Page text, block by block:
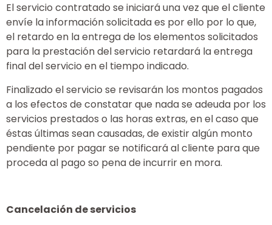
El servicio contratado se iniciará una vez que el cliente
envíe la información solicitada es por ello por lo que,
el retardo en la entrega de los elementos solicitados
para la prestación del servicio retardará la entrega
final del servicio en el tiempo indicado.
Finalizado el servicio se revisarán los montos pagados
a los efectos de constatar que nada se adeuda por los
servicios prestados o las horas extras, en el caso que
éstas últimas sean causadas, de existir algún monto
pendiente por pagar se notificará al cliente para que
proceda al pago so pena de incurrir en mora.
Cancelación de servicios